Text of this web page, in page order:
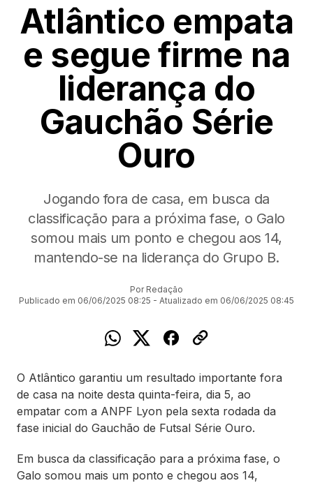
Atlântico empata
e segue firme na
liderança do
Gauchão Série
Ouro
Jogando fora de casa, em busca da
classificação para a próxima fase, o Galo
somou mais um ponto e chegou aos 14,
mantendo-se na liderança do Grupo B.
Por Redação
Publicado em 06/06/2025 08:25 - Atualizado em 06/06/2025 08:45
O Atlântico garantiu um resultado importante fora
de casa na noite desta quinta-feira, dia 5, ao
empatar com a ANPF Lyon pela sexta rodada da
fase inicial do Gauchão de Futsal Série Ouro.
Em busca da classificação para a próxima fase, o
Galo somou mais um ponto e chegou aos 14,